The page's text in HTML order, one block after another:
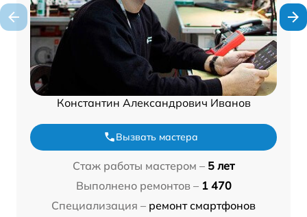
Константин Александрович Иванов
Вызвать мастера
Стаж работы мастером – 5 лет
Выполнено ремонтов – 1 470
Специализация – ремонт смартфонов